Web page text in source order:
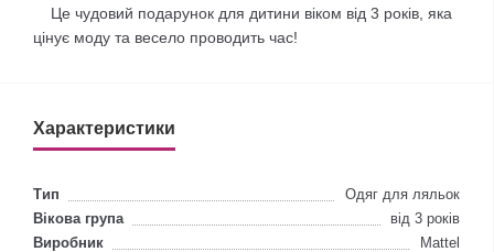
Це чудовий подарунок для дитини віком від 3 років, яка
цінує моду та весело проводить час!
Характеристики
Тип
Одяг для ляльок
Вікова група
від 3 років
Виробник
Mattel